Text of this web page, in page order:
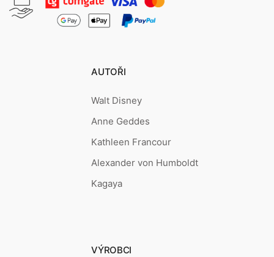
AUTOŘI
Walt Disney
Anne Geddes
Kathleen Francour
Alexander von Humboldt
Kagaya
VÝROBCI